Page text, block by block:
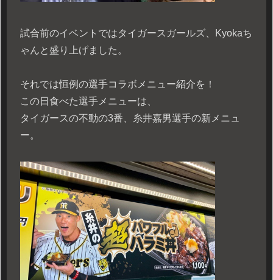
試合前のイベントではタイガースガールズ、Kyokaち
ゃんと盛り上げました。
それでは恒例の選手コラボメニュー紹介を！
この日食べた選手メニューは、
タイガースの不動の3番、糸井嘉男選手の新メニュ
ー。